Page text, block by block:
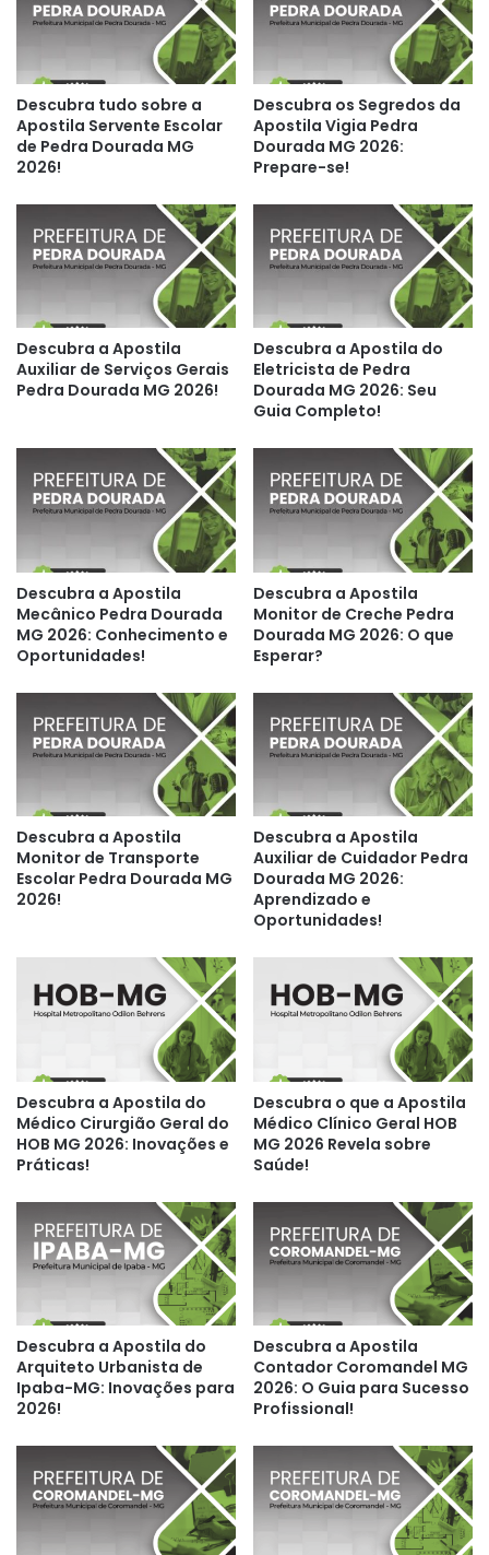
Descubra tudo sobre a
Apostila Servente Escolar
de Pedra Dourada MG
2026!
Descubra os Segredos da
Apostila Vigia Pedra
Dourada MG 2026:
Prepare-se!
Descubra a Apostila
Auxiliar de Serviços Gerais
Pedra Dourada MG 2026!
Descubra a Apostila do
Eletricista de Pedra
Dourada MG 2026: Seu
Guia Completo!
Descubra a Apostila
Mecânico Pedra Dourada
MG 2026: Conhecimento e
Oportunidades!
Descubra a Apostila
Monitor de Creche Pedra
Dourada MG 2026: O que
Esperar?
Descubra a Apostila
Monitor de Transporte
Escolar Pedra Dourada MG
2026!
Descubra a Apostila
Auxiliar de Cuidador Pedra
Dourada MG 2026:
Aprendizado e
Oportunidades!
Descubra a Apostila do
Médico Cirurgião Geral do
HOB MG 2026: Inovações e
Práticas!
Descubra o que a Apostila
Médico Clínico Geral HOB
MG 2026 Revela sobre
Saúde!
Descubra a Apostila do
Arquiteto Urbanista de
Ipaba-MG: Inovações para
2026!
Descubra a Apostila
Contador Coromandel MG
2026: O Guia para Sucesso
Profissional!